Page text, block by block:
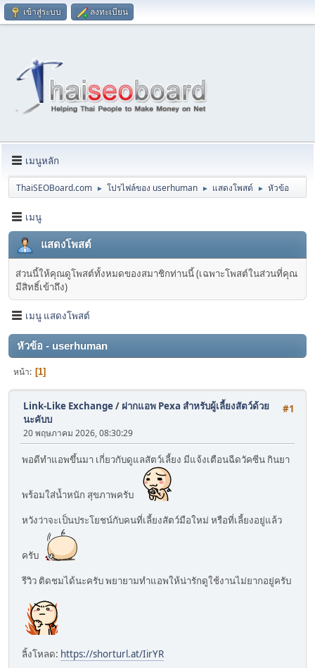
เข้าสู่ระบบ ลงทะเบียน
เมนูหลัก
ThaiSEOBoard.com ► โปรไฟล์ของ userhuman ► แสดงโพสต์ ► หัวข้อ
เมนู
แสดงโพสต์
ส่วนนี้ให้คุณดูโพสต์ทั้งหมดของสมาชิกท่านนี้ (เฉพาะโพสต์ในส่วนที่คุณ
มีสิทธิ์เข้าถึง)
เมนู แสดงโพสต์
หัวข้อ - userhuman
หน้า 1
#1
Link-Like Exchange/ ฝากแอพ Pexa สำหรับผู้เลี้ยงสัตว์ด้วย
นะคับบ
20 พฤษภาคม 2026, 08:30:29
พอดีทำแอพขึ้นมา เกี่ยวกับดูแลสัตว์เลี้ยง มีแจ้งเตือนฉีดวัคซีน กินยา
พร้อมใส่น้ำหนัก สุขภาพครับ
หวังว่าจะเป็นประโยชน์กับคนที่เลี้ยงสัตว์มือใหม่ หรือที่เลี้ยงอยู่แล้ว
ครับ
รีวิว ติดชมได้นะครับ พยายามทำแอพให้น่ารักดูใช้งานไม่ยากอยู่ครับ
ลิ้งโหลด: https://shorturl.at/IirYR